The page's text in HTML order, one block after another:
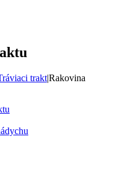
trakt|Rakovina